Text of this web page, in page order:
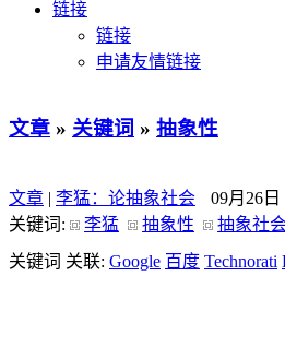
链接
链接
申请友情链接
文章 » 关键词 » 抽象性
文章 | 李猛：论抽象社会
09月26日
关键词:
李猛 抽象性
抽象社
关键词 关联: Google 百度 Technorati